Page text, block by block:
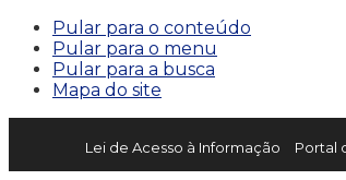
Pular para o conteúdo
Pular para o menu
Pular para a busca
Mapa do site
Lei de Acesso à Informação Portal